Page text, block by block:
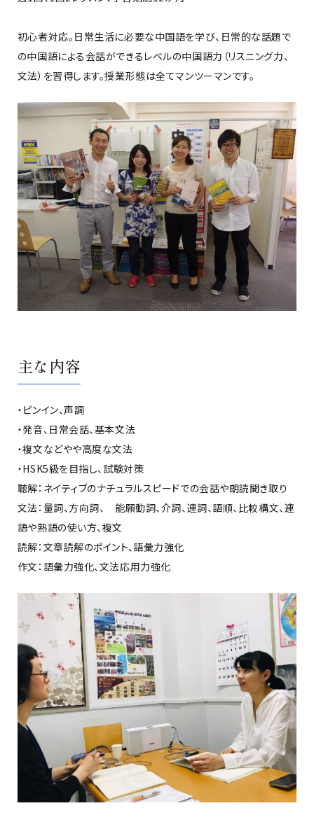
初心者対応。日常生活に必要な中国語を学び、日常的な話題で
の中国語による会話ができるレベルの中国語力（リスニング力、
文法）を習得します。授業形態は全てマンツーマンです。
主な内容
・ピンイン、声調
・発音、日常会話、基本文法
・複文などやや高度な文法
・HSK5級を目指し、試験対策
聴解：ネイティブのナチュラルスピードでの会話や朗読聞き取り
文法：量詞、方向詞、 能願動詞、介詞、連詞、語順、比較構文、連
語や熟語の使い方、複文
読解：文章読解のポイント、語彙力強化
作文：語彙力強化、文法応用力強化